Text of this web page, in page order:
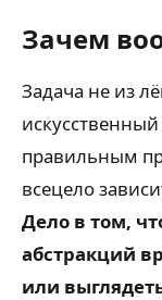
Зачем
Задача не из
правильным
всецело
Дело в том,
абстракций
или